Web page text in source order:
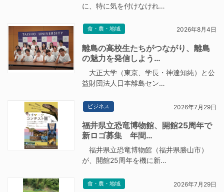
に、特に気を付けなけれ…
食・農・地域 2026年8月4日
離島の高校生たちがつながり、離島
の魅力を発信しよう…
大正大学（東京、学長・神達知純）と公
益財団法人日本離島セン…
ビジネス 2026年7月29日
福井県立恐竜博物館、開館25周年で
新ロゴ募集 年間…
福井県立恐竜博物館（福井県勝山市）
が、開館25周年を機に新…
食・農・地域 2026年7月29日